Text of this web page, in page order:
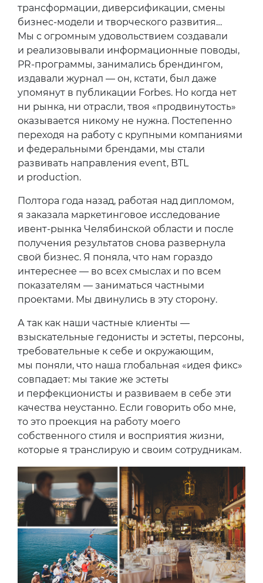
трансформации, диверсификации, смены
бизнес-модели и творческого развития…
Мы с огромным удовольствием создавали
и реализовывали информационные поводы,
PR-программы, занимались брендингом,
издавали журнал — он, кстати, был даже
упомянут в публикации Forbes. Но когда нет
ни рынка, ни отрасли, твоя «продвинутость»
оказывается никому не нужна. Постепенно
переходя на работу с крупными компаниями
и федеральными брендами, мы стали
развивать направления event, BTL
и production.
Полтора года назад, работая над дипломом,
я заказала маркетинговое исследование
ивент-рынка Челябинской области и после
получения результатов снова развернула
свой бизнес. Я поняла, что нам гораздо
интереснее — во всех смыслах и по всем
показателям — заниматься частными
проектами. Мы двинулись в эту сторону.
А так как наши частные клиенты —
взыскательные гедонисты и эстеты, персоны,
требовательные к себе и окружающим,
мы поняли, что наша глобальная «идея фикс»
совпадает: мы такие же эстеты
и перфекционисты и развиваем в себе эти
качества неустанно. Если говорить обо мне,
то это проекция на работу моего
собственного стиля и восприятия жизни,
которые я транслирую и своим сотрудникам.